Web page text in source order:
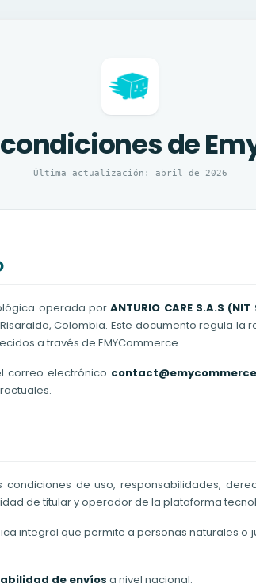
de
Última actualización: abril de 2026
operada porANTURIO CARE S.A.S
Colombia. Este documento regula la
a través de EMYCommerce.
correo electrónico
de uso, responsabilidades,
de titular y operador de la plataforma
integral que permite a personas naturales
de envíos a nivel nacional.